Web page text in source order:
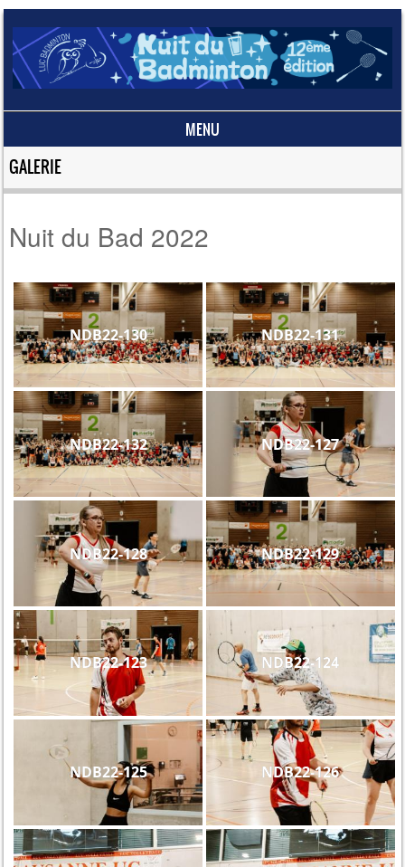
MENU
Skip to content
GALERIE
Nuit du Bad 2022
NDB22-130 NDB22-131
NDB22-132 NDB22-127
NDB22-128 NDB22-129
NDB22-123 NDB22-124
NDB22-125 NDB22-126